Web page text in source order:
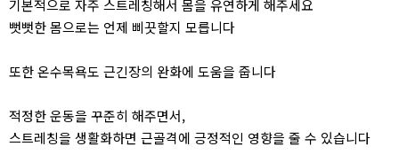
기본적으로 자주 스트레칭해서 몸을 유연하게 해주세요
뻣뻣한 몸으로는 언제 삐끗할지 모릅니다
또한 온수목욕도 근긴장의 완화에 도움을 줍니다
적정한 운동을 꾸준히 해주면서,
스트레칭을 생활화하면 근골격에 긍정적인 영향을 줄 수 있습니다